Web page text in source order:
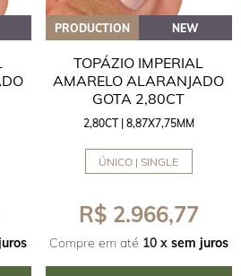
PRODUCTION NEW
TOPÁZIO IMPERIAL
AMARELO ALARANJADO
GOTA 2,80CT
2,80CT | 8,87X7,75MM
ÚNICO | SINGLE
R$ 2.966,77
Compre em até 10 x sem juros